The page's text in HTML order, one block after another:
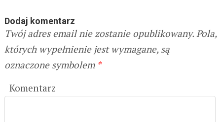
Dodaj komentarz
Twój adres email nie zostanie opublikowany.Pola,
których wypełnienie jest wymagane, są
oznaczone symbolem *
Komentarz